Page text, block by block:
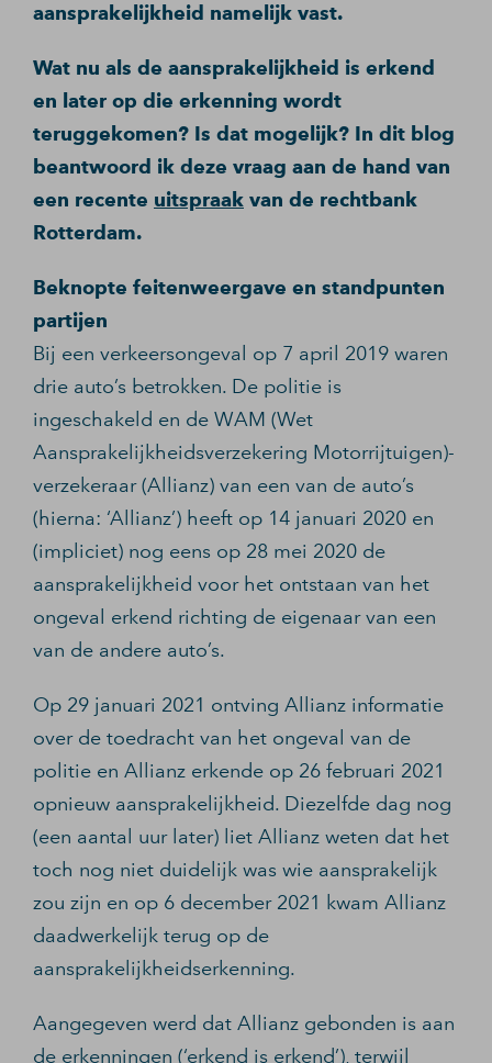
aansprakelijkheid namelijk vast.
Wat nu als de aansprakelijkheid is erkend
en later op die erkenning wordt
teruggekomen? Is dat mogelijk? In dit blog
beantwoord ik deze vraag aan de hand van
een recente uitspraak van de rechtbank
Rotterdam.
Beknopte feitenweergave en standpunten
partijen
Bij een verkeersongeval op 7 april 2019 waren
drie auto’s betrokken. De politie is
ingeschakeld en de WAM (Wet
Aansprakelijkheidsverzekering Motorrijtuigen)-
verzekeraar (Allianz) van een van de auto’s
(hierna: ‘Allianz’) heeft op 14 januari 2020 en
(impliciet) nog eens op 28 mei 2020 de
aansprakelijkheid voor het ontstaan van het
ongeval erkend richting de eigenaar van een
van de andere auto’s.
Op 29 januari 2021 ontving Allianz informatie
over de toedracht van het ongeval van de
politie en Allianz erkende op 26 februari 2021
opnieuw aansprakelijkheid. Diezelfde dag nog
(een aantal uur later) liet Allianz weten dat het
toch nog niet duidelijk was wie aansprakelijk
zou zijn en op 6 december 2021 kwam Allianz
daadwerkelijk terug op de
aansprakelijkheidserkenning.
Aangegeven werd dat Allianz gebonden is aan
de erkenningen (‘erkend is erkend’), terwijl